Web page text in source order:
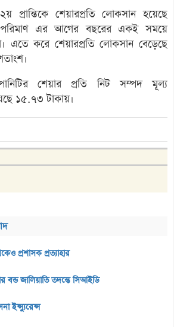
প্রান্তিকে শেয়ারপ্রতি লোকসান হয়েছে
এর আগের বছরের একই সময়ে
এতে করে শেয়ারপ্রতি লোকসান বেড়েছে
শেয়ার প্রতি নিট সম্পদ মূল্য
১৫.৭৩ টাকায়।
প্রশাসক প্রত্যাহার
বন্ড জালিয়াতি তদন্তে সিআইডি
ইন্স্যুরেন্স